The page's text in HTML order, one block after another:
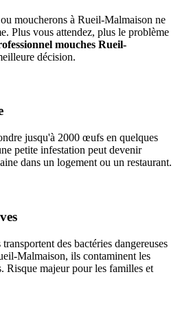
moucherons à Rueil-Malmaison ne
Plus vous attendez, plus le problème
mouches Rueil-
décision.
jusqu'à 2000 œufs en quelques
petite infestation peut devenir
dans un logement ou un restaurant.
des bactéries dangereuses
Malmaison, ils contaminent les
Risque majeur pour les familles et